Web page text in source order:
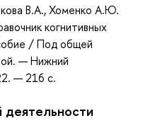
В.А., Хоменко А.Ю.
когнитивных
/ Под общей
— Нижний
— 216 с.
деятельности